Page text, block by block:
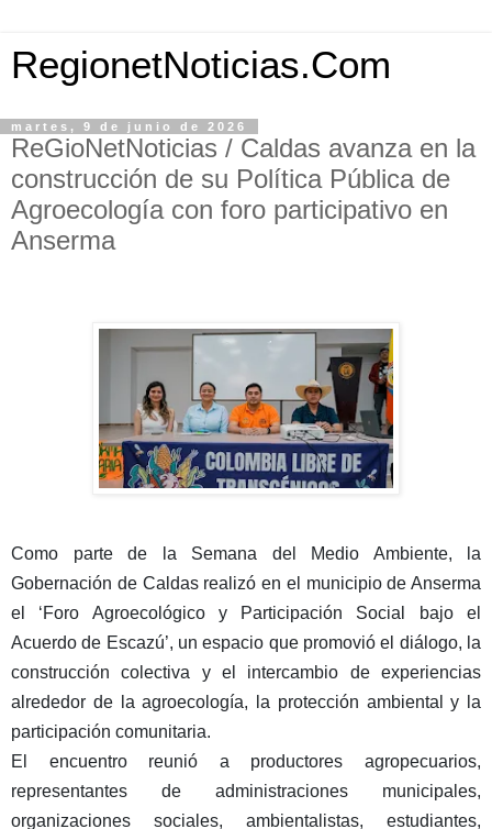
RegionetNoticias.Com
martes, 9 de junio de 2026
ReGioNetNoticias / Caldas avanza en la
construcción de su Política Pública de
Agroecología con foro participativo en
Anserma
Como parte de la Semana del Medio Ambiente, la
Gobernación de Caldas realizó en el municipio de Anserma
el ‘Foro Agroecológico y Participación Social bajo el
Acuerdo de Escazú’, un espacio que promovió el diálogo, la
construcción colectiva y el intercambio de experiencias
alrededor de la agroecología, la protección ambiental y la
participación comunitaria.
El encuentro reunió a productores agropecuarios,
representantes de administraciones municipales,
organizaciones sociales, ambientalistas, estudiantes,